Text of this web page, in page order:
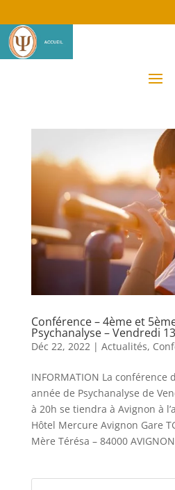
Conférence – 4ème et
Psychanalyse – Vendredi
Déc 22, 2022| Actualités,
INFORMATION La conférence
année de Psychanalyse de
à 20h se tiendra à Avignon à
Hôtel Mercure Avignon Gare
Mère Térésa – 84000